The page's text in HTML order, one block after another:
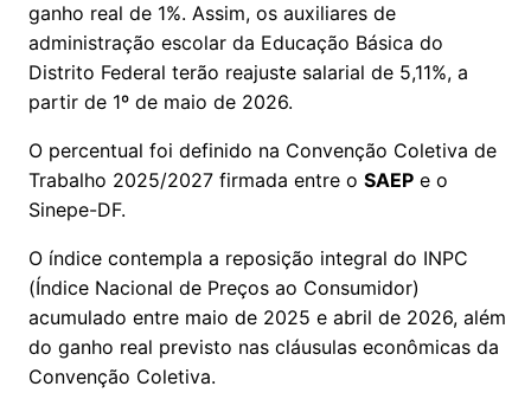
ganho real de 1%. Assim, os auxiliares de
administração escolar da Educação Básica do
Distrito Federal terão reajuste salarial de 5,11%, a
partir de 1º de maio de 2026.
O percentual foi definido na Convenção Coletiva de
Trabalho 2025/2027 firmada entre o SAEP e o
Sinepe-DF.
O índice contempla a reposição integral do INPC
(Índice Nacional de Preços ao Consumidor)
acumulado entre maio de 2025 e abril de 2026, além
do ganho real previsto nas cláusulas econômicas da
Convenção Coletiva.